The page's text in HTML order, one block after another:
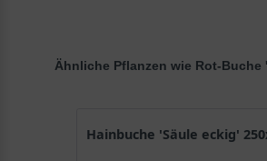
Ähnliche Pflanzen wie Rot-
Hainbuche 'Säule eckig'